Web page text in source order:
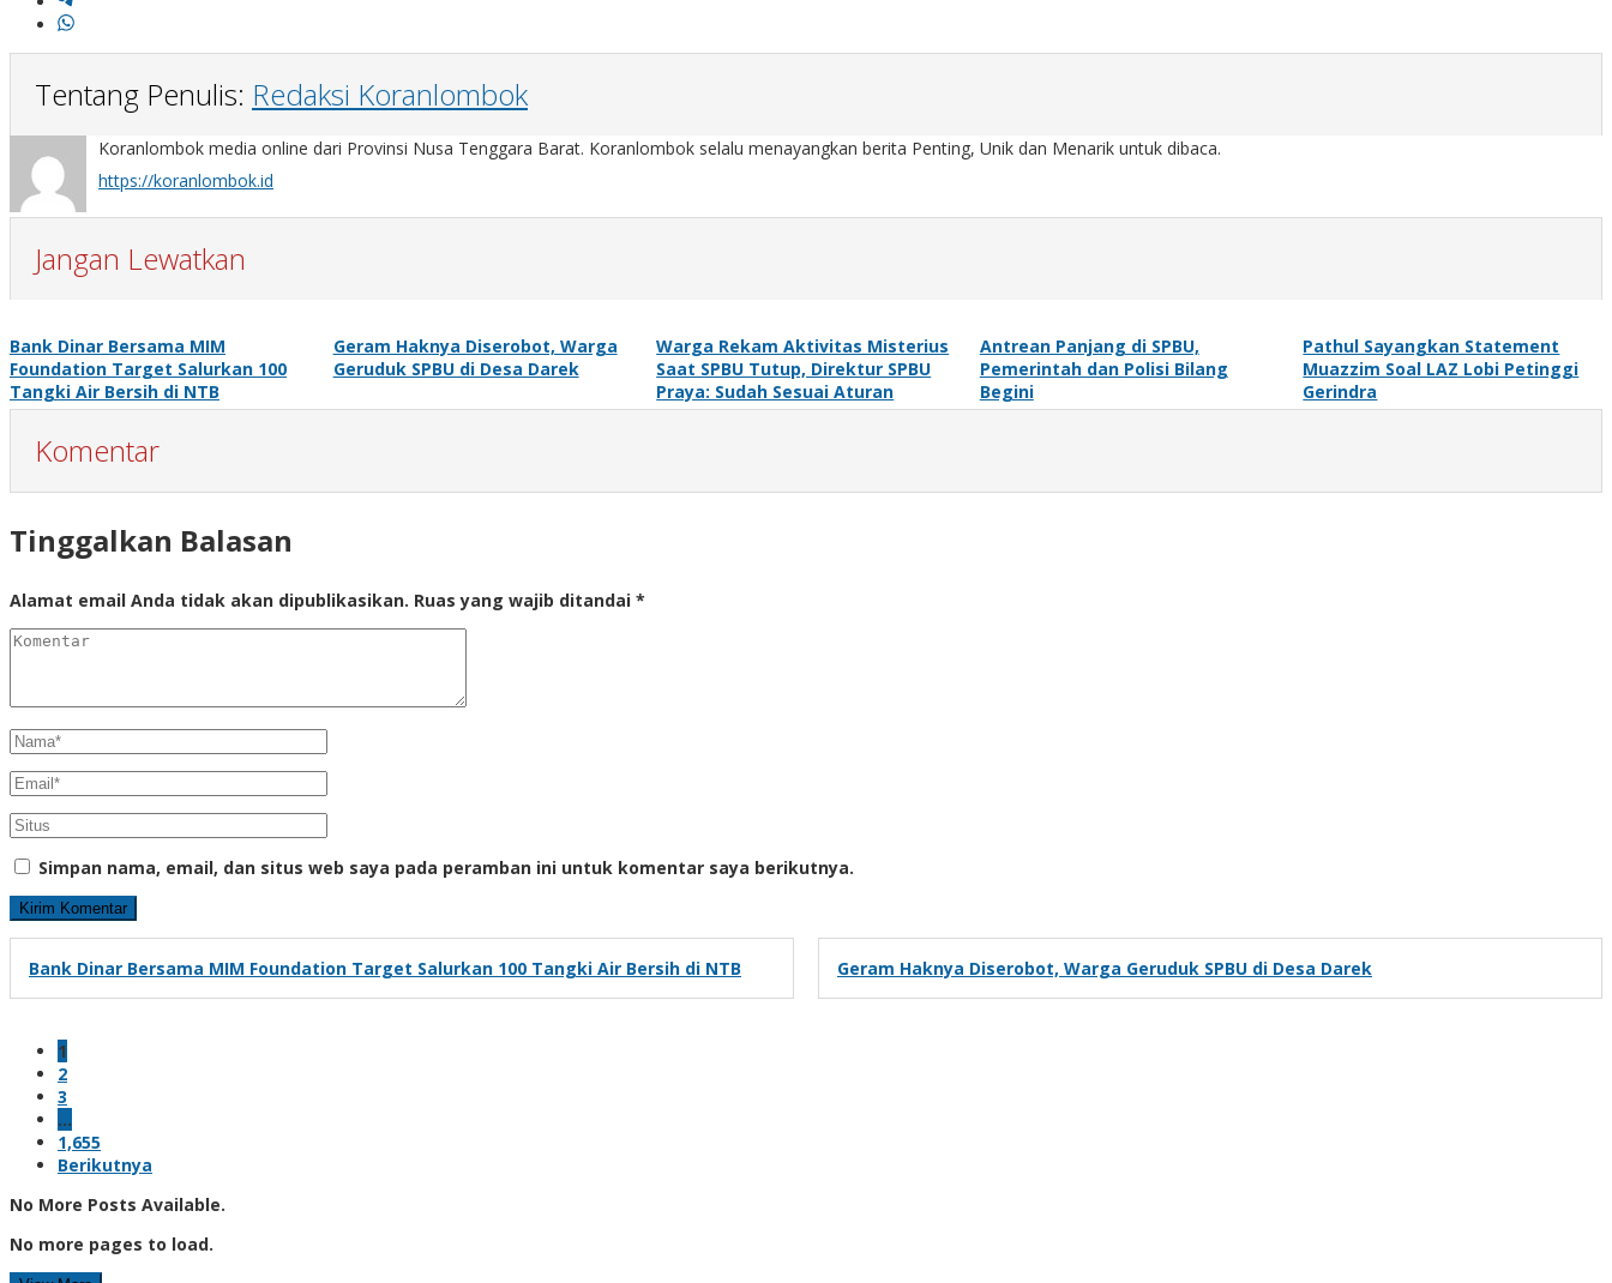
Tentang Penulis: Redaksi Koranlombok
Koranlombok media online dari Provinsi Nusa Tenggara Barat. Koranlombok selalu menayangkan berita Penting, Unik dan Menarik untuk dibaca.
https://koranlombok.id
Jangan Lewatkan
Bank Dinar Bersama MIM
Foundation Target Salurkan 100
Tangki Air Bersih di NTB
Geram Haknya Diserobot, Warga
Geruduk SPBU di Desa Darek
Warga Rekam Aktivitas Misterius
Saat SPBU Tutup, Direktur SPBU
Praya: Sudah Sesuai Aturan
Antrean Panjang di SPBU,
Pemerintah dan Polisi Bilang
Begini
Pathul Sayangkan Statement
Muazzim Soal LAZ Lobi Petinggi
Gerindra
Komentar
Tinggalkan Balasan
Alamat email Anda tidak akan dipublikasikan. Ruas yang wajib ditandai *
Simpan nama, email, dan situs web saya pada peramban ini untuk komentar saya berikutnya.
Bank Dinar Bersama MIM Foundation Target Salurkan 100 Tangki Air Bersih di NTB Geram Haknya Diserobot, Warga Geruduk SPBU di Desa Darek
1
2
3
…
1,655
Berikutnya
No More Posts Available.
No more pages to load.